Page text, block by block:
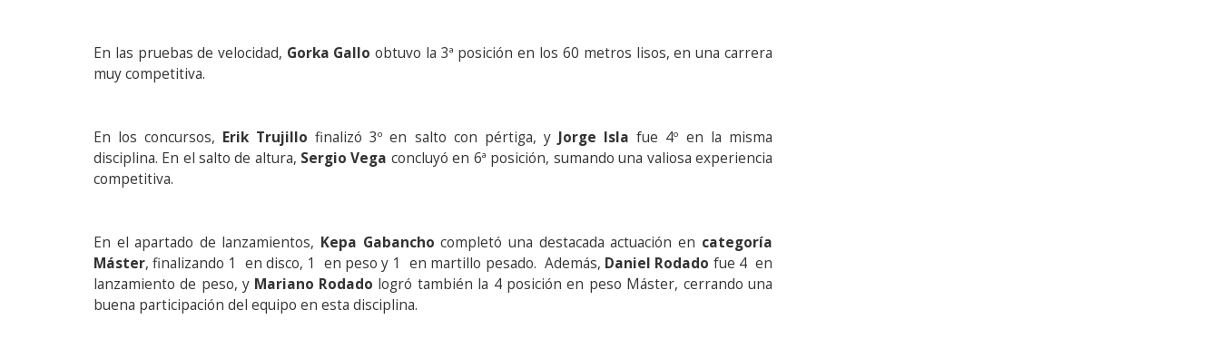
En las pruebas de velocidad, Gorka Gallo obtuvo la 3ª posición en los 60 metros lisos, en una carrera
muy competitiva.
En los concursos, Erik Trujillo finalizó 3º en salto con pértiga, y Jorge Isla fue 4º en la misma
disciplina. En el salto de altura, Sergio Vega concluyó en 6ª posición, sumando una valiosa experiencia
competitiva.
En el apartado de lanzamientos, Kepa Gabancho completó una destacada actuación en categoría
Máster, finalizando 1 en disco, 1 en peso y 1 en martillo pesado. Además, Daniel Rodado fue 4 en
lanzamiento de peso, y Mariano Rodado logró también la 4 posición en peso Máster, cerrando una
buena participación del equipo en esta disciplina.